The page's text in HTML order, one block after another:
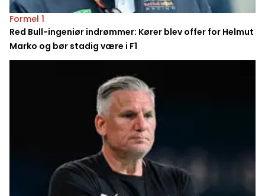
Formel 1
Red Bull-ingeniør indrømmer: Kører blev offer for Helmut
Marko og bør stadig være i F1